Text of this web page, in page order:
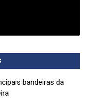
bandeiras da